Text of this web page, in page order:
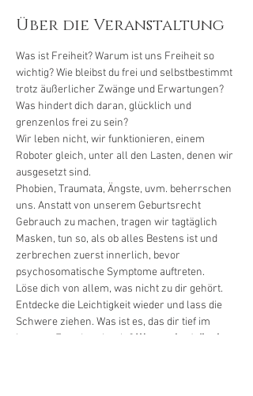
Über die Veranstaltung
Was ist Freiheit? Warum ist uns Freiheit so
wichtig? Wie bleibst du frei und selbstbestimmt
trotz äußerlicher Zwänge und Erwartungen?
Was hindert dich daran, glücklich und
grenzenlos frei zu sein?
Wir leben nicht, wir funktionieren, einem
Roboter gleich, unter all den Lasten, denen wir
ausgesetzt sind.
Phobien, Traumata, Ängste, uvm. beherrschen
uns. Anstatt von unserem Geburtsrecht
Gebrauch zu machen, tragen wir tagtäglich
Masken, tun so, als ob alles Bestens ist und
zerbrechen zuerst innerlich, bevor
psychosomatische Symptome auftreten.
Löse dich von allem, was nicht zu dir gehört.
Entdecke die Leichtigkeit wieder und lass die
Schwere ziehen. Was ist es, das dir tief im
Inneren Freude schenkt? Was zaubert dir ein